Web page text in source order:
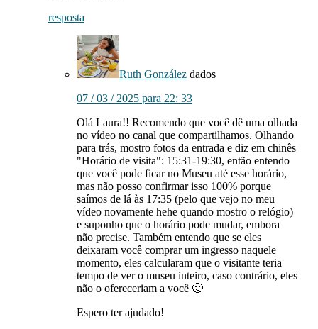
resposta
Ruth González dados
07 / 03 / 2025 para 22: 33
Olá Laura!! Recomendo que você dê uma olhada
no vídeo no canal que compartilhamos. Olhando
para trás, mostro fotos da entrada e diz em chinês
"Horário de visita": 15:31-19:30, então entendo
que você pode ficar no Museu até esse horário,
mas não posso confirmar isso 100% porque
saímos de lá às 17:35 (pelo que vejo no meu
vídeo novamente hehe quando mostro o relógio)
e suponho que o horário pode mudar, embora
não precise. Também entendo que se eles
deixaram você comprar um ingresso naquele
momento, eles calcularam que o visitante teria
tempo de ver o museu inteiro, caso contrário, eles
não o ofereceriam a você 🙂
Espero ter ajudado!